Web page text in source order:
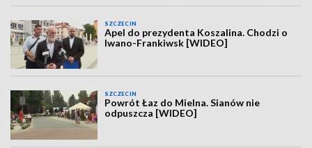
SZCZECIN
Apel do prezydenta Koszalina. Chodzi o
Iwano-Frankiwsk [WIDEO]
SZCZECIN
Powrót Łaz do Mielna. Sianów nie
odpuszcza [WIDEO]